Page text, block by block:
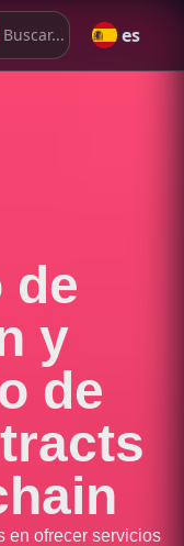
Buscar... es
de
y
de
en ofrecer servicios